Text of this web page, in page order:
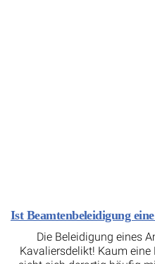
Ist Beamtenbeleidigung
Die Beleidigung eines
Kavaliersdelikt! Kaum